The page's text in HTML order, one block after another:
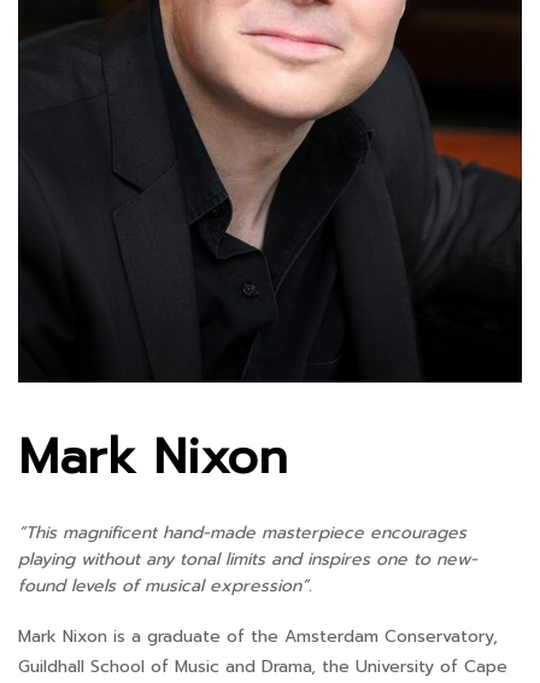
Mark Nixon
“This magnificent hand-made masterpiece encourages
playing without any tonal limits and inspires one to new-
found levels of musical expression”.
Mark Nixon is a graduate of the Amsterdam Conservatory,
Guildhall School of Music and Drama, the University of Cape